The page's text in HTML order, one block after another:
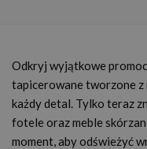
Odkryj wyjątkowe
tapicerowane tworzone z
każdy detal. Tylko teraz
fotele oraz meble
moment, aby odświeżyć